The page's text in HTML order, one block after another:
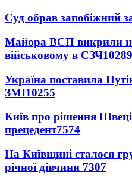
Суд обрав запобіжний
Майора ВСП викрили
військовому в СЗЧ10289
Україна поставила
ЗМІ10255
Київ про рішення
прецедент7574
На Київщині сталося
річної дівчини 7307